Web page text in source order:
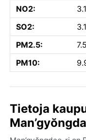
NO2:
SO2:
PM2.5:
PM10:
Tietoja